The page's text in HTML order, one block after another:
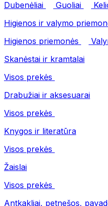
Dubenėliai
Guoliai
Higienos ir valymo
Higienos priemonės
Skanėstai ir kramtalai
Visos prekės
Drabužiai ir aksesuarai
Visos prekės
Knygos ir literatūra
Visos prekės
Žaislai
Visos prekės
Antkakliai, petnešos,